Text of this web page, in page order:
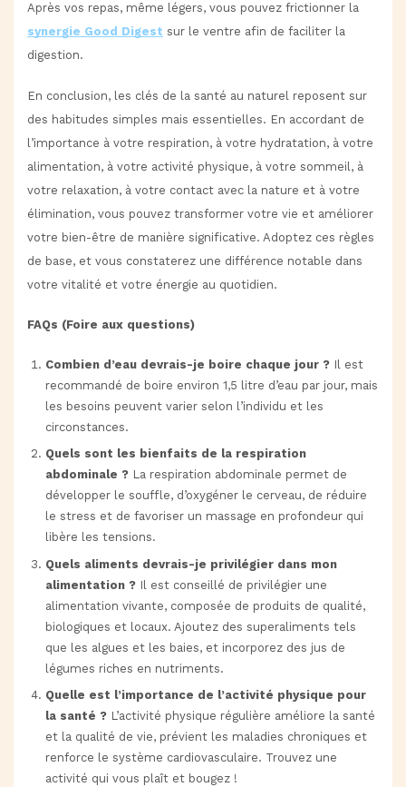
Après vos repas, même légers, vous pouvez frictionner la
synergie Good Digest sur le ventre afin de faciliter la
digestion.
En conclusion, les clés de la santé au naturel reposent sur
des habitudes simples mais essentielles. En accordant de
l’importance à votre respiration, à votre hydratation, à votre
alimentation, à votre activité physique, à votre sommeil, à
votre relaxation, à votre contact avec la nature et à votre
élimination, vous pouvez transformer votre vie et améliorer
votre bien-être de manière significative. Adoptez ces règles
de base, et vous constaterez une différence notable dans
votre vitalité et votre énergie au quotidien.
FAQs (Foire aux questions)
Combien d’eau devrais-je boire chaque jour ? Il est
recommandé de boire environ 1,5 litre d’eau par jour, mais
les besoins peuvent varier selon l’individu et les
circonstances.
Quels sont les bienfaits de la respiration
abdominale ? La respiration abdominale permet de
développer le souffle, d’oxygéner le cerveau, de réduire
le stress et de favoriser un massage en profondeur qui
libère les tensions.
Quels aliments devrais-je privilégier dans mon
alimentation ? Il est conseillé de privilégier une
alimentation vivante, composée de produits de qualité,
biologiques et locaux. Ajoutez des superaliments tels
que les algues et les baies, et incorporez des jus de
légumes riches en nutriments.
Quelle est l’importance de l’activité physique pour
la santé ? L’activité physique régulière améliore la santé
et la qualité de vie, prévient les maladies chroniques et
renforce le système cardiovasculaire. Trouvez une
activité qui vous plaît et bougez !